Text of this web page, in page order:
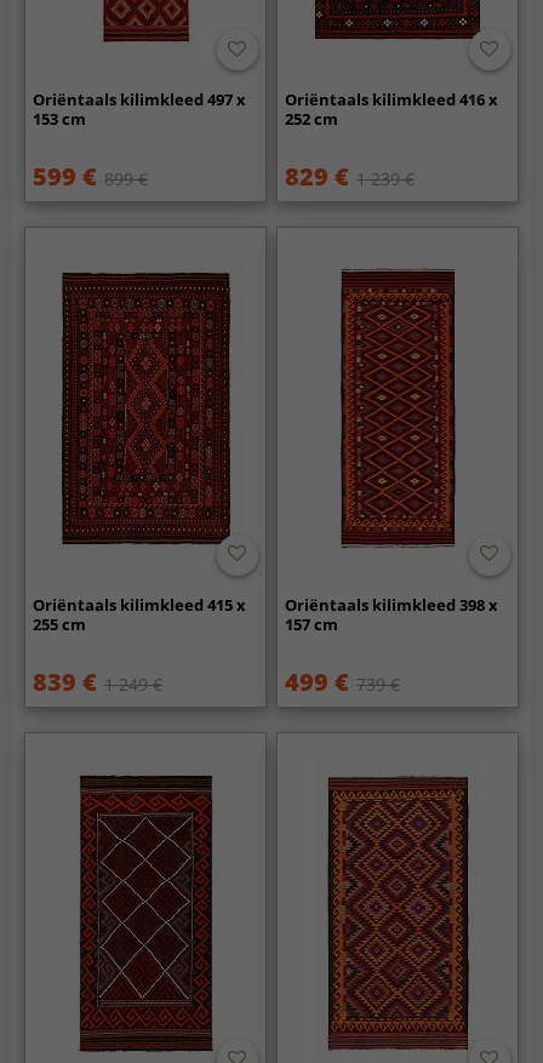
Oriëntaals kilimkleed 497 x
153 cm
599 € 899 €
Oriëntaals kilimkleed 416 x
252 cm
829 € 1 239 €
Oriëntaals kilimkleed 415 x
255 cm
839 € 1 249 €
Oriëntaals kilimkleed 398 x
157 cm
499 € 739 €